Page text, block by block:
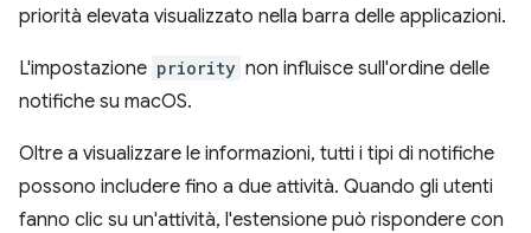
priorità elevata visualizzato nella barra delle applicazioni.
L'impostazione priority non influisce sull'ordine delle
notifiche su macOS.
Oltre a visualizzare le informazioni, tutti i tipi di notifiche
possono includere fino a due attività. Quando gli utenti
fanno clic su un'attività, l'estensione può rispondere con